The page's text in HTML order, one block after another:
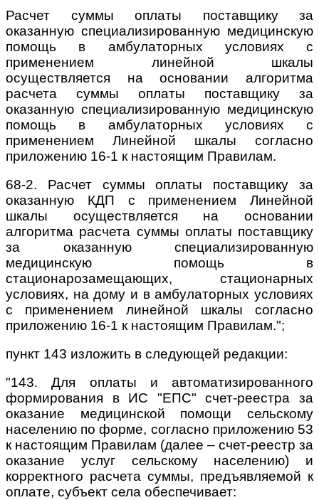
Расчет суммы оплаты поставщику за
оказанную специализированную медицинскую
помощь в амбулаторных условиях с
применением линейной шкалы
осуществляется на основании алгоритма
расчета суммы оплаты поставщику за
оказанную специализированную медицинскую
помощь в амбулаторных условиях с
применением Линейной шкалы согласно
приложению 16-1 к настоящим Правилам.
68-2. Расчет суммы оплаты поставщику за
оказанную КДП с применением Линейной
шкалы осуществляется на основании
алгоритма расчета суммы оплаты поставщику
за оказанную специализированную
медицинскую помощь в
стационарозамещающих, стационарных
условиях, на дому и в амбулаторных условиях
с применением линейной шкалы согласно
приложению 16-1 к настоящим Правилам.";
пункт 143 изложить в следующей редакции:
"143. Для оплаты и автоматизированного
формирования в ИС "ЕПС" счет-реестра за
оказание медицинской помощи сельскому
населению по форме, согласно приложению 53
к настоящим Правилам (далее – счет-реестр за
оказание услуг сельскому населению) и
корректного расчета суммы, предъявляемой к
оплате, субъект села обеспечивает: